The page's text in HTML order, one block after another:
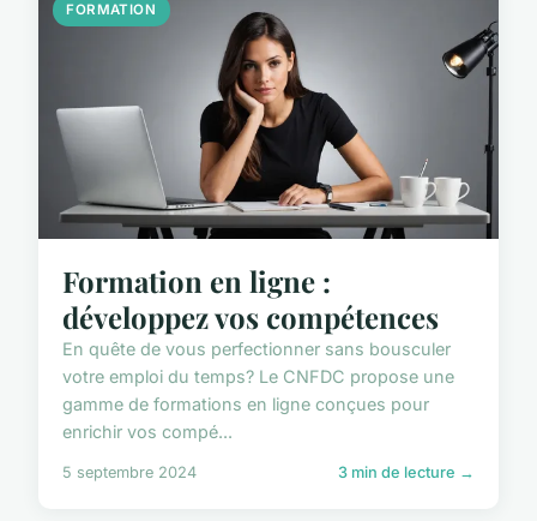
FORMATION
Formation en ligne :
développez vos compétences
En quête de vous perfectionner sans bousculer
votre emploi du temps? Le CNFDC propose une
gamme de formations en ligne conçues pour
enrichir vos compé...
5 septembre 2024 3 min de lecture →